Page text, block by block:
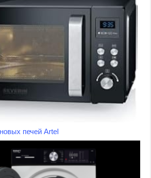
печей Artel